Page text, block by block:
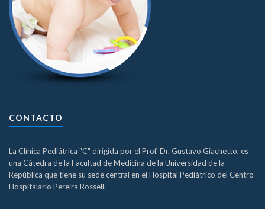
CONTACTO
La Clínica Pediátrica "C" dirigida por el Prof. Dr. Gustavo Giachetto, es
una Cátedra de la Facultad de Medicina de la Universidad de la
República que tiene su sede central en el Hospital Pediátrico del Centro
Hospitalario Pereira Rossell.